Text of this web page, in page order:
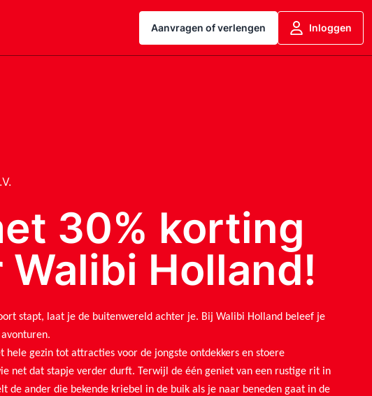
Aanvragen of verlengen Inloggen
30% korting
Walibi Holland!
stapt, laat je de buitenwereld achter je. Bij Walibi Holland beleef je
hele gezin tot attracties voor de jongste ontdekkers en stoere
net dat stapje verder durft. Terwijl de één geniet van een rustige rit in
de ander die bekende kriebel in de buik als je naar beneden gaat in de